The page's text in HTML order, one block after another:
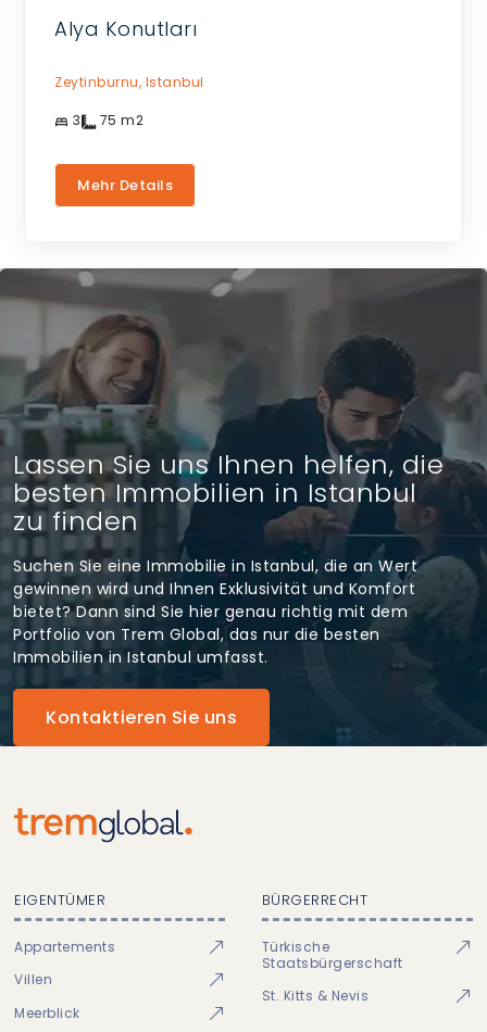
Alya Konutları
Zeytinburnu, Istanbul
3 75 m2
Mehr Details
Lassen Sie uns Ihnen helfen, die
besten Immobilien in Istanbul
zu finden
Suchen Sie eine Immobilie in Istanbul, die an Wert
gewinnen wird und Ihnen Exklusivität und Komfort
bietet? Dann sind Sie hier genau richtig mit dem
Portfolio von Trem Global, das nur die besten
Immobilien in Istanbul umfasst.
Kontaktieren Sie uns
EIGENTÜMER
Appartements
Villen
Meerblick
BÜRGERRECHT
Türkische
Staatsbürgerschaft
St. Kitts & Nevis